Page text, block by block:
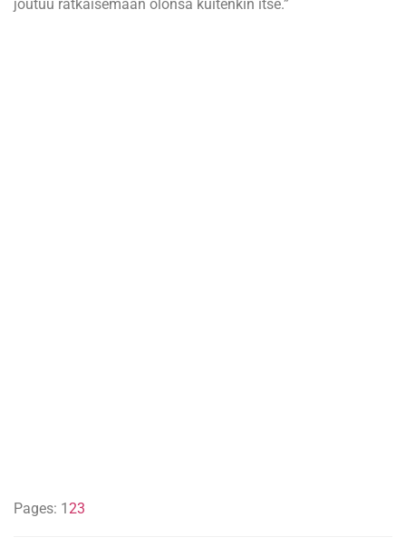
joutuu ratkaisemaan olonsa kuitenkin itse.”
Pages: 123